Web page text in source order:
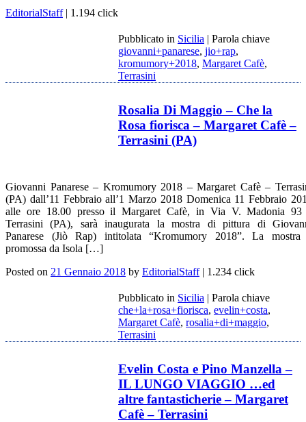
EditorialStaff| 1.194 click
Giovanni Panarese – Kromumory 2018 – Margaret Cafè –
(PA) dall’11 Febbraio all’1 Marzo 2018 Domenica 11 Febbraio
alle ore 18.00 presso il Margaret Cafè, in Via V. Madonia 93
Terrasini (PA), sarà inaugurata la mostra di pittura di
Panarese (Jiò Rap) intitolata “Kromumory 2018”. La mostra
promossa da Isola […]
Pubblicato in Sicilia | Parola chiave
giovanni+panarese, jio+rap,
kromumory+2018, Margaret Cafè,
Terrasini
Rosalia Di Maggio – Che la
Rosa fiorisca – Margaret Cafè –
Terrasini (PA)
Posted on 21 Gennaio 2018 by EditorialStaff| 1.234 click
Pubblicato in Sicilia | Parola chiave
che+la+rosa+fiorisca, evelin+costa,
Margaret Cafè, rosalia+di+maggio,
Terrasini
Evelin Costa e Pino Manzella –
IL LUNGO VIAGGIO …ed
altre fantasticherie – Margaret
Cafè – Terrasini